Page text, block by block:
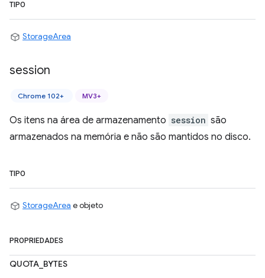
TIPO
StorageArea
session
Chrome 102+ MV3+
Os itens na área de armazenamento session são
armazenados na memória e não são mantidos no disco.
TIPO
StorageArea e objeto
PROPRIEDADES
QUOTA_BYTES